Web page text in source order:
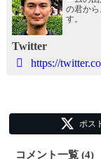
の君か
す。
Twitter
https://
ポス
コメント一覧 (4)